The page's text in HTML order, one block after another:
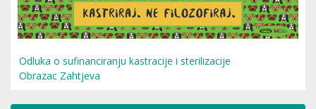
Odluka o sufinanciranju kastracije i sterilizacije
Obrazac Zahtjeva